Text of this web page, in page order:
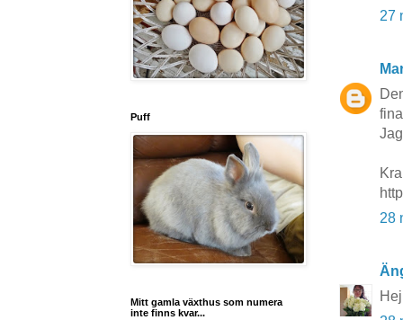
27
28
Puff
Mitt gamla växthus som numera
inte finns kvar...